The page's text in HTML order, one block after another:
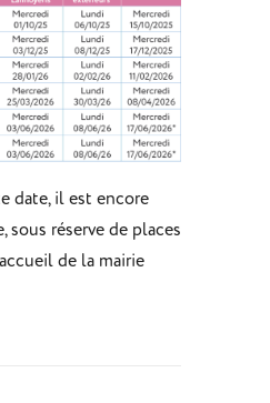
date, il est encore
sous réserve de places
de la mairie